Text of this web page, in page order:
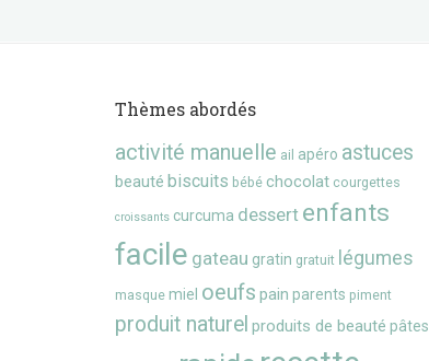
Thèmes abordés
activité manuelle ail apéro astuces
beauté biscuits bébé chocolat courgettes
croissants curcuma dessert enfants
facile gateau gratin gratuit légumes
masque miel oeufs pain parents piment
produit naturel produits de beauté pâtes